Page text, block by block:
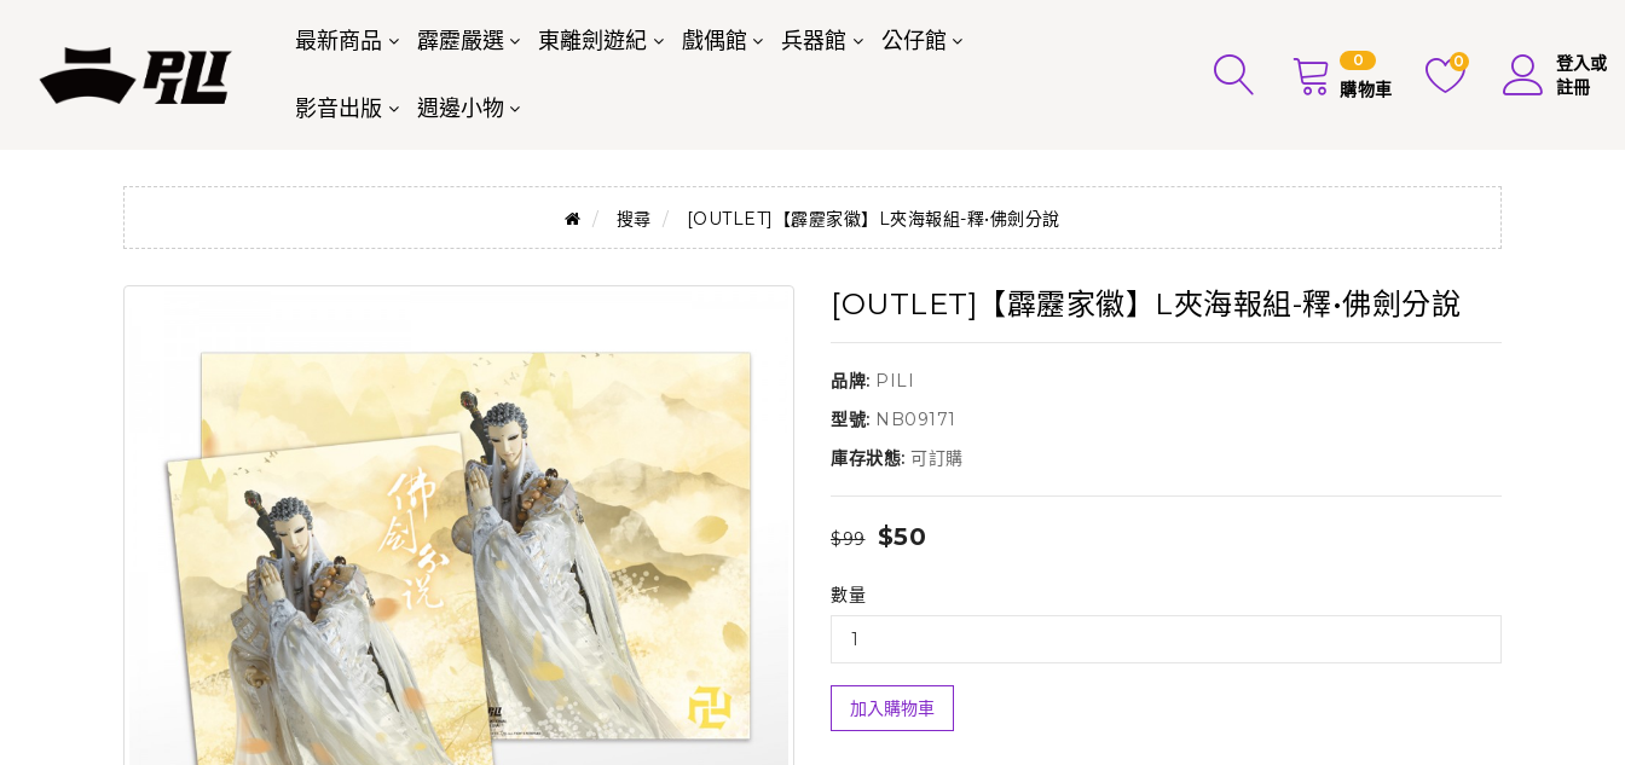
最新商品 霹靂嚴選 東離劍遊紀 戲偶館 兵器館 公仔館
影音出版 週邊小物
0
購物車
0
登入或
註冊
搜尋 [OUTLET]【霹靂家徽】L夾海報組-釋•佛劍分說
[OUTLET]【霹靂家徽】L夾海報組-釋•佛劍分說
品牌: PILI
型號: NB09171
庫存狀態: 可訂購
$99 $50
數量
加入購物車